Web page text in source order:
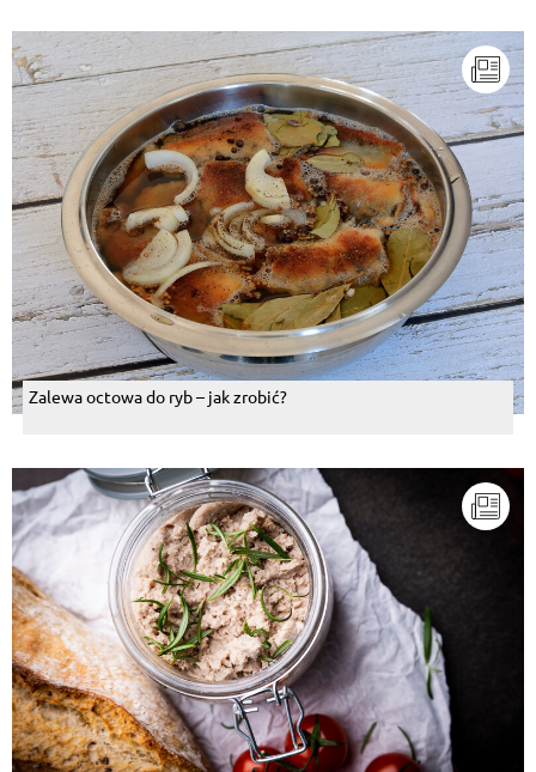
Ula Lukaszyk, 25.08.2015
Zgadzamy
Odpowiedz
Jan Góra, 25.08.2015
Ja lubię bigos-ale bez kapusty
Odpowiedz
Hanna Kozakiewicz, 25.08.2015
Miam ślinka leci
Odpowiedz
Mariusz Woźniak, 25.08.2015
Ewelinko jak przez ciebie przygotowana to musi byc
pyszna,a wyglada apetycznie,Pozdrawiam
Pokaż więcej komentarzy
Zalewa octowa do ryb – jak zrobić?